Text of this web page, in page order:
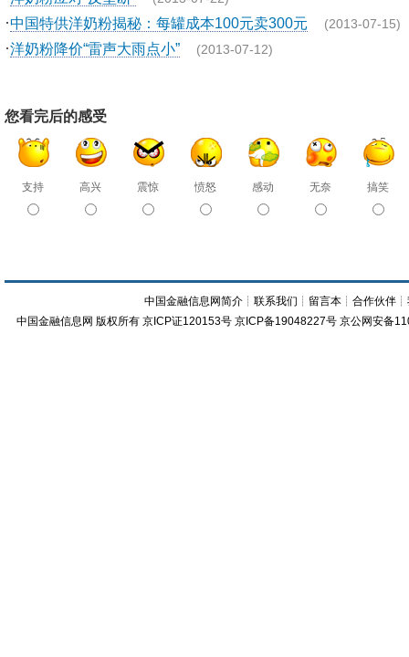
·中国特供洋奶粉揭秘：每罐成本100元卖300元 (2013-07-15)
·洋奶粉降价“雷声大雨点小” (2013-07-12)
您看完后的感受
支持 高兴 震惊 愤怒 感动 无奈 搞笑
中国金融信息网简介 ┊联系我们 ┊ 留言本 ┊合作伙伴 ┊
中国金融信息网 版权所有 京ICP证120153号 京ICP备19048227号 京公网安备